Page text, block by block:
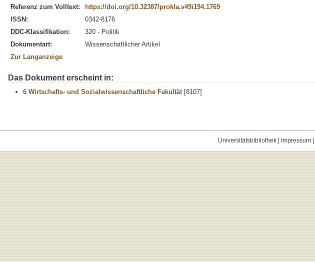
Referenz zum Volltext:
https://doi.org/10.32387/prokla.v49i194.1769
ISSN:
0342-8176
DDC-Klassifikation:
320 - Politik
Dokumentart:
Wissenschaftlicher Artikel
Zur Langanzeige
Das Dokument erscheint in:
6 Wirtschafts- und Sozialwissenschaftliche Fakultät[8107]
Universitätsbibliothek| Impressum|